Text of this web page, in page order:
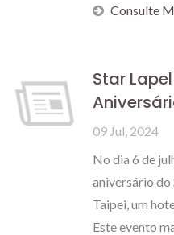
Consulte
Star
09 Jul, 2024
No dia 6 de
aniversário do
Taipei, um
Este evento